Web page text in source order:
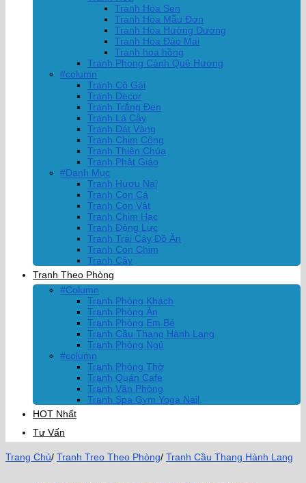
Tranh Hoa Sen
Tranh Hoa Mẫu Đơn
Tranh Hoa Hướng Dương
Tranh Hoa Đào Mai
Tranh hoa hồng
Tranh Phong Cảnh Quê Hương
#column
Tranh Cô Gái
Tranh Decor
Tranh Trắng Đen
Tranh Lá Cây
Tranh Dát Vàng
Tranh Chim Công
Tranh Thiên Chúa
Tranh Phật Giáo
#Danh Mục
Tranh Hươu Nai
Tranh Con Cá
Tranh Con Vật
Tranh Chim Hạc
Tranh Động Lực
Tranh Trái Cây Đồ Ăn
Tranh Con Chim
Tranh Cây
Tranh Theo Phòng
#Column
Tranh Phòng Khách
Tranh Phòng Ăn
Tranh Phòng Em Bé
Tranh Cầu Thang Hành Lang
Tranh Phòng Ngủ
#column
Tranh Phòng Thờ
Tranh Quán Cafe
Tranh Văn Phòng
Tranh Spa Gym Yoga Nail
HOT Nhất
Tư Vấn
Trang Chủ/ Tranh Treo Theo Phòng/ Tranh Cầu Thang Hành Lang